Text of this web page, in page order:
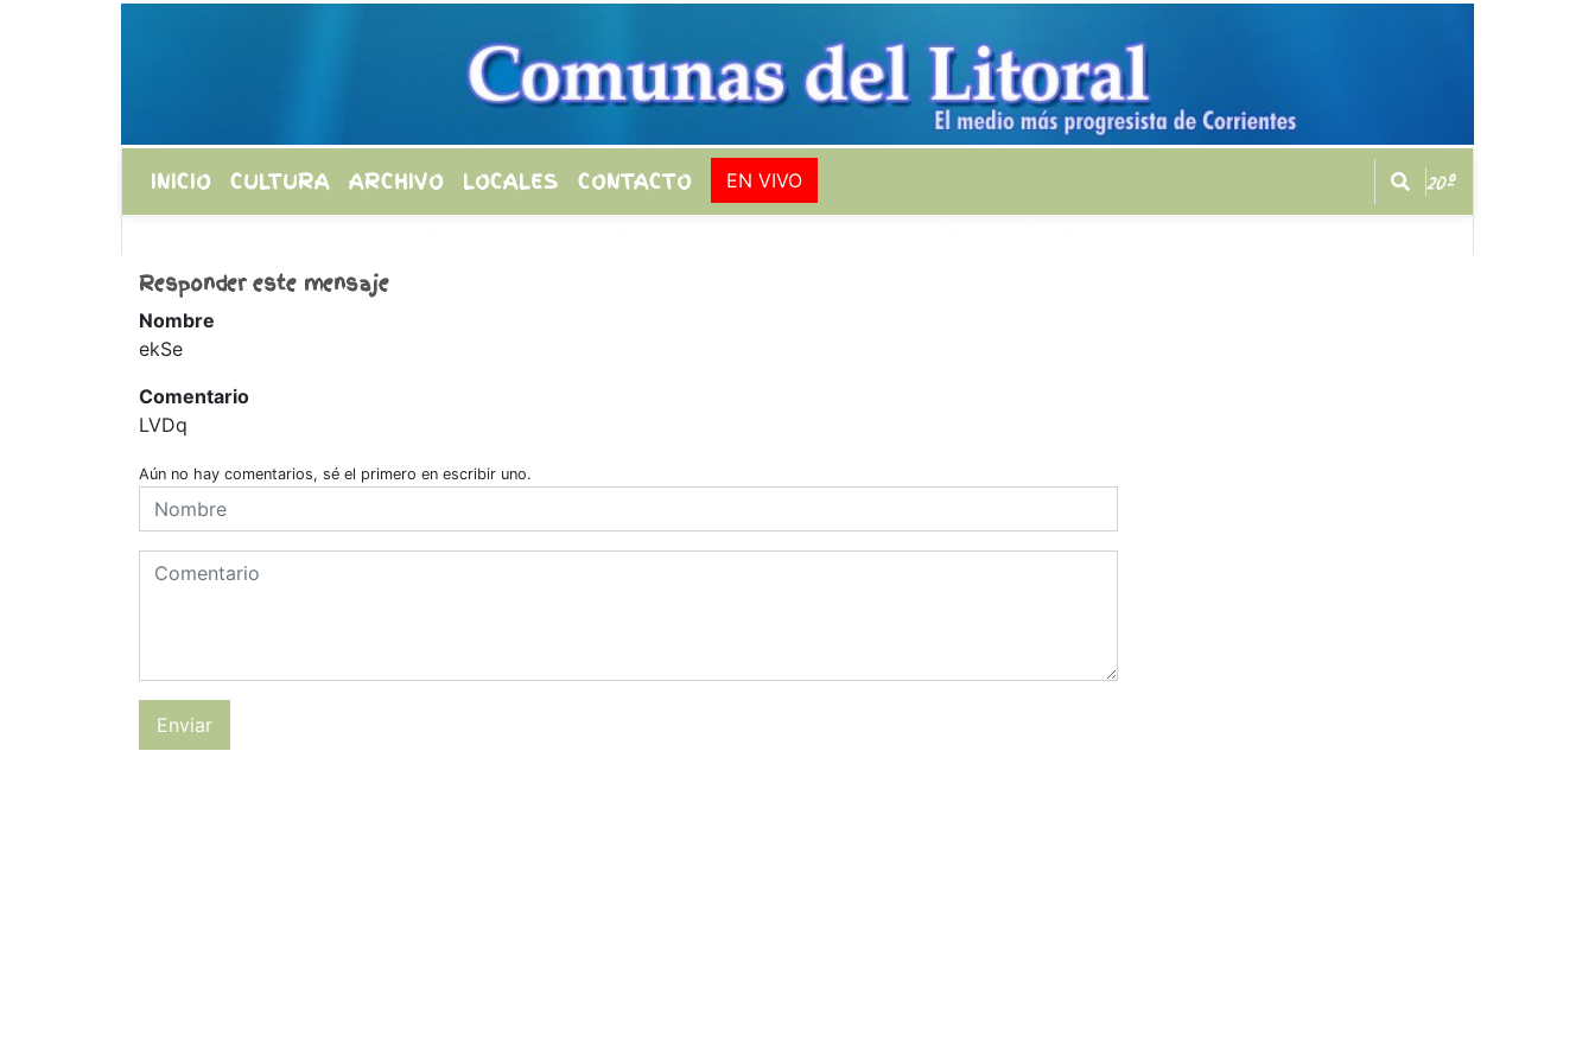
INICIO CULTURA ARCHIVO LOCALES CONTACTO EN VIVO 20º
Responder este mensaje
Nombre
ekSe
Comentario
LVDq
Aún no hay comentarios, sé el primero en escribir uno.